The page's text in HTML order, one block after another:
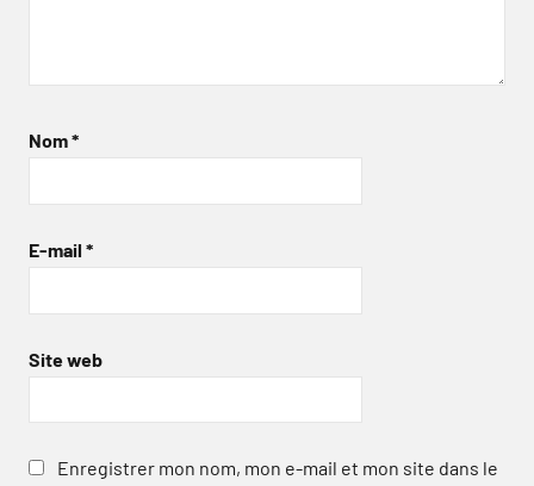
Nom*
E-mail *
Site web
Enregistrer mon nom, mon e-mail et mon site dans le